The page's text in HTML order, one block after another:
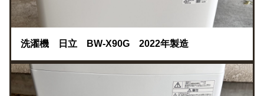
洗濯機 日立 BW-X90G 2022年製造